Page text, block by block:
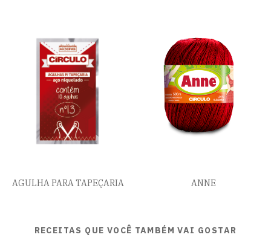
AGULHA PARA TAPEÇARIA ANNE
RECEITAS QUE VOCÊ TAMBÉM VAI GOSTAR